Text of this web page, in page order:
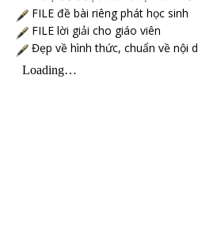
FILE đề bài riêng phát học sinh
FILE lời giải cho giáo viên
Đẹp về hình thức, chuẩn về nội